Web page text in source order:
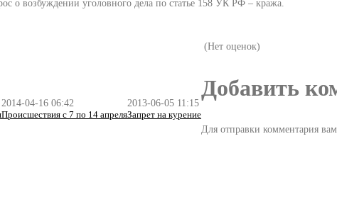
о возбуждении уголовного дела по статье 158 УК РФ – кража.
2014-04-16 06:42
Происшествия с 7 по 14 апреля
2013-06-05 11:15
Запрет на курение
(Нет оценок)
Добавить
Для отправки комментария